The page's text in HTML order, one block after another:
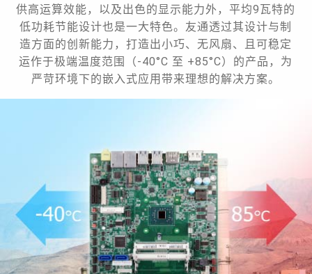
供高运算效能，以及出色的显示能力外，平均9瓦特的
低功耗节能设计也是一大特色。友通透过其设计与制
造方面的创新能力，打造出小巧、无风扇、且可稳定
运作于极端温度范围（-40°C 至 +85°C）的产品，为
严苛环境下的嵌入式应用带来理想的解决方案。